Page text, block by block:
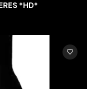
*HD*